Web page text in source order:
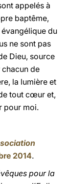
appelés à
baptême,
évangélique du
ne sont pas
Dieu, source
chacun de
la lumière et
tout cœur et,
pour moi.
2014.
pour la